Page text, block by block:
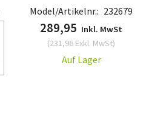
Model/Artikelnr.: 232679
289,95 Inkl. MwSt
(231,96 Exkl. MwSt)
Auf Lager